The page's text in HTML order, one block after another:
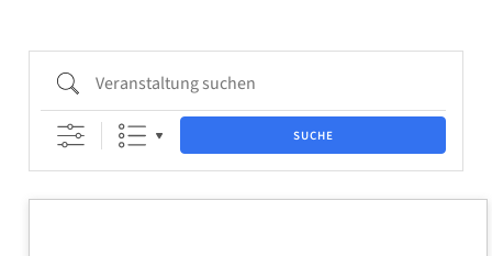
Ver­an­stal­tung suchen
SUCHE